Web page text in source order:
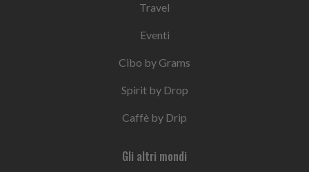
Travel
Eventi
Cibo by Grams
Spirit by Drop
Caffè by Drip
Gli altri mondi